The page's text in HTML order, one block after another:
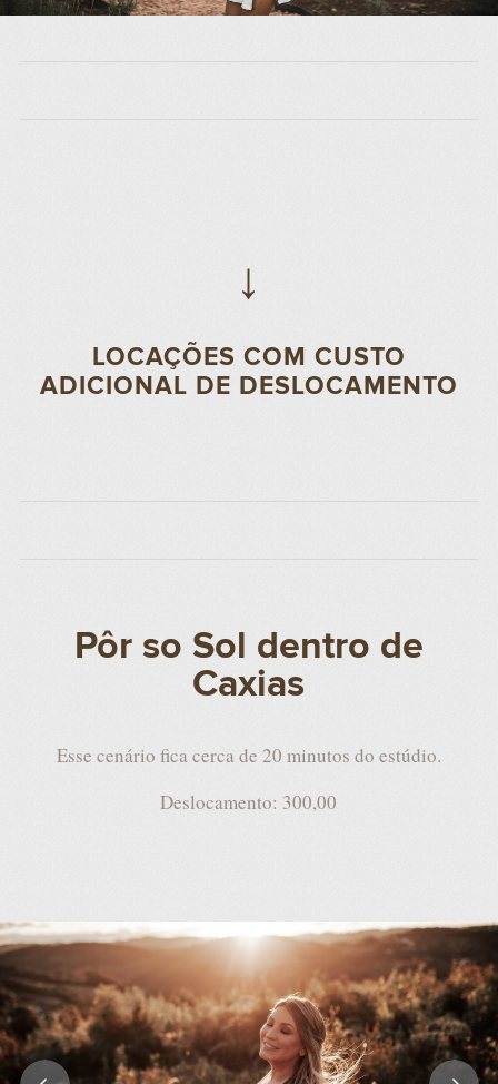
↓
LOCAÇÕES COM CUSTO
ADICIONAL DE DESLOCAMENTO
Pôr so Sol dentro de
Caxias
Esse cenário fica cerca de 20 minutos do estúdio.
Deslocamento: 300,00